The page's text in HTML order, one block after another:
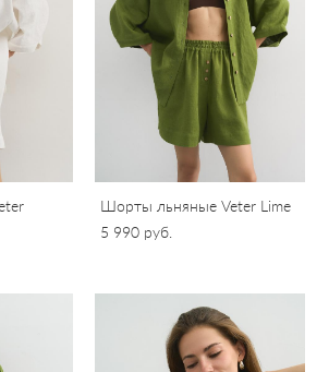
Шорты льняные Veter Lime
5 990 pуб.